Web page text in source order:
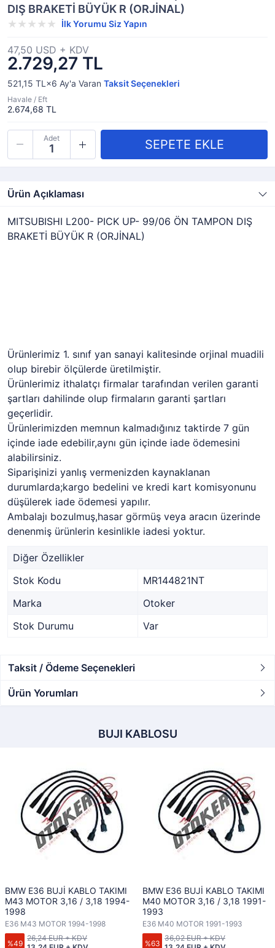
DIŞ BRAKETİ BÜYÜK R (ORJİNAL)
İlk Yorumu Siz Yapın
2.729,27 TL
47,50 USD + KDV
521,15 TL×6 Ay'a Varan Taksit Seçenekleri
Havale / Eft
2.674,68 TL
Adet
Ürün Açıklaması
MITSUBISHI L200- PICK UP- 99/06 ÖN TAMPON DIŞ
BRAKETİ BÜYÜK R (ORJİNAL)
Ürünlerimiz 1. sınıf yan sanayi kalitesinde orjinal muadili
olup birebir ölçülerde üretilmiştir.
Ürünlerimiz ithalatçı firmalar tarafından verilen garanti
şartları dahilinde olup firmaların garanti şartları
geçerlidir.
Ürünlerimizden memnun kalmadığınız taktirde 7 gün
içinde iade edebilir,aynı gün içinde iade ödemesini
alabilirsiniz.
Siparişinizi yanlış vermenizden kaynaklanan
durumlarda;kargo bedelini ve kredi kart komisyonunu
düşülerek iade ödemesi yapılır.
Ambalajı bozulmuş,hasar görmüş veya aracın üzerinde
denenmiş ürünlerin kesinlikle iadesi yoktur.
Diğer Özellikler
Stok Kodu
MR144821NT
Marka
Otoker
Stok Durumu
Var
Taksit / Ödeme Seçenekleri
Ürün Yorumları
BUJI KABLOSU
BMW E36 BUJİ KABLO TAKIMI
M43 MOTOR 3,16 / 3,18 1994-
1998
E36 M43 MOTOR 1994-1998
%49
26,24 EUR + KDV
BMW E36 BUJİ KABLO TAKIMI
M40 MOTOR 3,16 / 3,18 1991-
1993
E36 M40 MOTOR 1991-1993
%63
36,02 EUR + KDV